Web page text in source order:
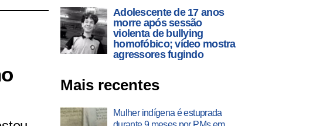
Adolescente de 17 anos
morre após sessão
violenta de bullying
homofóbico; vídeo mostra
agressores fugindo
Mais recentes
Mulher indígena é estuprada